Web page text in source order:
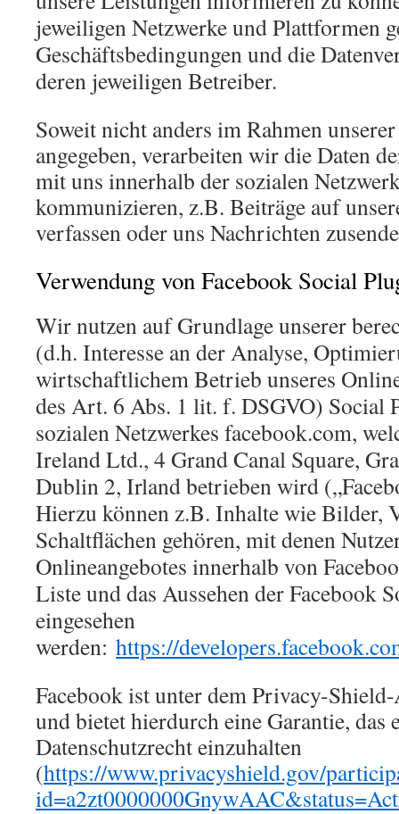
jeweiligen Netzwerke und Plattformen
Geschäftsbedingungen und die
deren jeweiligen Betreiber.
Soweit nicht anders im Rahmen
angegeben, verarbeiten wir die Daten
mit uns innerhalb der sozialen
kommunizieren, z.B. Beiträge auf
verfassen oder uns Nachrichten
Verwendung von Facebook Social
Wir nutzen auf Grundlage unserer
(d.h. Interesse an der Analyse,
wirtschaftlichem Betrieb unseres
des Art. 6 Abs. 1 lit. f. DSGVO) Social
sozialen Netzwerkes facebook.com,
Ireland Ltd., 4 Grand Canal Square,
Dublin 2, Irland betrieben wird
Hierzu können z.B. Inhalte wie Bilder,
Schaltflächen gehören, mit denen
Onlineangebotes innerhalb von
Liste und das Aussehen der Facebook
eingesehen
werden: https://
Facebook ist unter dem Privacy-
und bietet hierdurch eine Garantie, das
Datenschutzrecht einzuhalten
(https://www.privacyshield.gov/